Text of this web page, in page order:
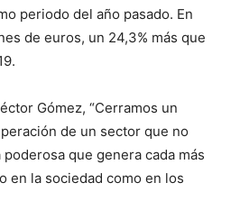
periodo del año pasado. En
de euros, un 24,3% más que
Gómez, “Cerramos un
de un sector que no
que genera cada más
en la sociedad como en los